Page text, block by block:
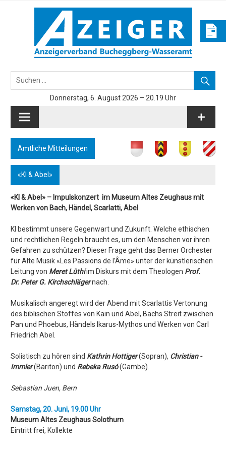
Donnerstag, 6. August 2026 – 20.19 Uhr
Amtliche Mitteilungen
«KI & Abel»
«KI & Abel» – Impulskonzert im Museum Altes Zeughaus mit
Werken von Bach, ­Händel, Scarlatti, Abel
KI bestimmt unsere Gegenwart und Zukunft. Welche ethischen
und rechtlichen Regeln braucht es, um den Menschen vor ihren
Gefahren zu schützen? Dieser Frage geht das Berner Orchester
für Alte Musik «Les Passions de l’Âme» unter der künstlerischen
Leitung von Meret Lüthiim Diskurs mit dem Theologen Prof.
Dr. Peter G. Kirchschlägernach.
Musikalisch angeregt wird der Abend mit Scarlattis Vertonung
des biblischen Stoffes von Kain und Abel, Bachs Streit zwischen
Pan und Phoebus, Händels Ikarus-Mythos und Werken von Carl
Friedrich Abel.
Solistisch zu hören sind Kathrin Hottiger(Sopran), Christian ­
Immler(Bariton) und Rebeka Rusó(Gambe).
Sebastian Juen, Bern
Samstag, 20. Juni, 19.00 Uhr
Museum Altes Zeughaus Solothurn
Eintritt frei, Kollekte